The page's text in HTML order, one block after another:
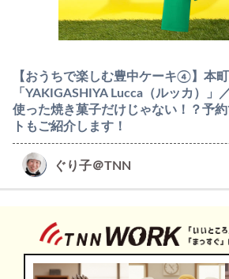
【おうちで楽しむ豊中ケーキ④】本町
「YAKIGASHIYA Lucca（ルッカ）」
使った焼き菓子だけじゃない！？予
トもご紹介します！
ぐり子＠TNN